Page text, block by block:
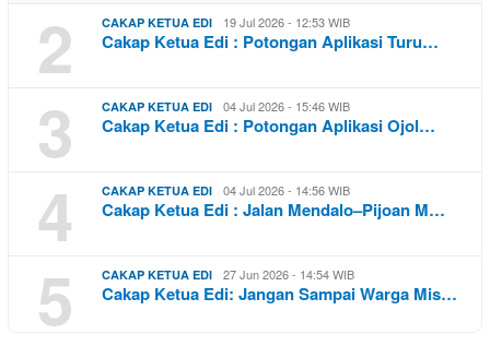
2 CAKAP KETUA EDI 19 Jul 2026 - 12:53 WIB
Cakap Ketua Edi : Potongan Aplikasi Turu…
3 CAKAP KETUA EDI 04 Jul 2026 - 15:46 WIB
Cakap Ketua Edi : Potongan Aplikasi Ojol…
4 CAKAP KETUA EDI 04 Jul 2026 - 14:56 WIB
Cakap Ketua Edi : Jalan Mendalo–Pijoan M…
5 CAKAP KETUA EDI 27 Jun 2026 - 14:54 WIB
Cakap Ketua Edi: Jangan Sampai Warga Mis…